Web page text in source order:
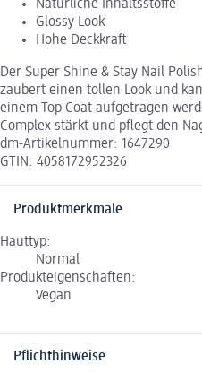
Natürliche Inhaltsstoffe
Glossy Look
Hohe Deckkraft
Der Super Shine & Stay Nail
zaubert einen tollen Look und
einem Top Coat aufgetragen
Complex stärkt und pflegt den
dm-Artikelnummer: 1647290
GTIN: 4058172952326
Produktmerkmale
Hauttyp:
Normal
Produkteigenschaften:
Vegan
Pflichthinweise